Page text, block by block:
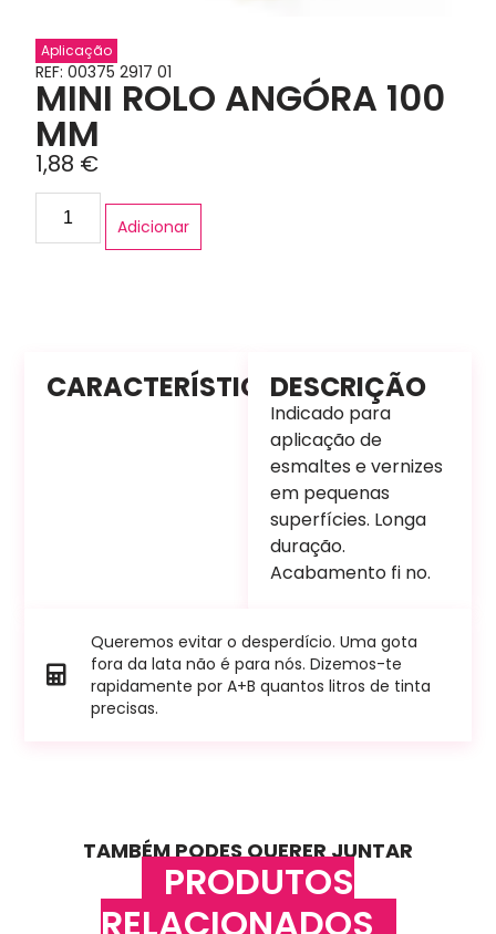
Aplicação
REF: 00375 2917 01
MINI ROLO ANGÓRA 100
MM
1,88 €
Adicionar
CARACTERÍSTICASDESCRIÇÃO
Indicado para
aplicação de
esmaltes e vernizes
em pequenas
superfícies. Longa
duração.
Acabamento fi no.
Queremos evitar o desperdício. Uma gota
fora da lata não é para nós. Dizemos-te
rapidamente por A+B quantos litros de tinta
precisas.
TAMBÉM PODES QUERER JUNTAR
PRODUTOS
RELACIONADOS